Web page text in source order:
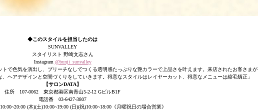
◆このスタイルを担当したのは
SUNVALLEY
スタイリスト 野崎文志さん
Instagram @bunji_sunvalley
トで色気を演出し、ブリーチなしでつくる透明感たっぷりな艶カラーで上品さを叶えます。来店されたお客さまが
ヘアデザインと空間づくりをしていきます。得意なスタイルはレイヤーカット、得意なメニューは縮毛矯正」
【サロンDATA】
住所 107-0062 東京都港区南青山5-2-12 GビルB1F
電話番 03-6427-3807
(木)(土)10:00~19:00 (日)(祝)10:00~18:00《月曜祝日の場合営業》